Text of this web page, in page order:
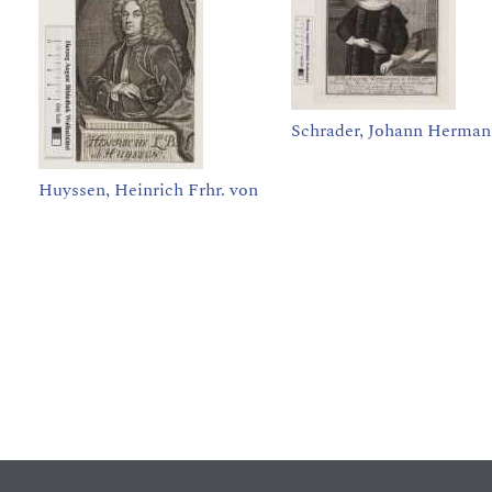
Huyssen, Heinrich Frhr. von
Schrader, Johann